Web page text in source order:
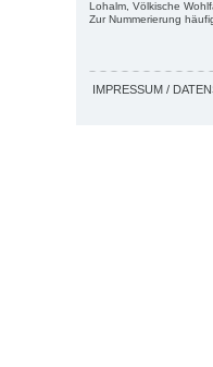
Lohalm, Völkische
Zur Nummerierung
IMPRESSUM /